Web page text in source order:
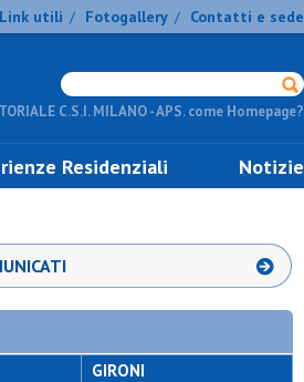
Link utili / Fotogallery / Contatti e sede
C.S.I. MILANO - APS. come Homepage?
Residenziali Notizie
GIRONI